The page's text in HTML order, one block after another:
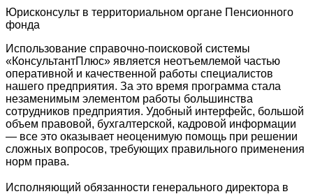
Юрисконсульт в территориальном органе Пенсионного
фонда
Использование справочно-поисковой системы
«КонсультантПлюс» является неотъемлемой частью
оперативной и качественной работы специалистов
нашего предприятия. За это время программа стала
незаменимым элементом работы большинства
сотрудников предприятия. Удобный интерфейс, большой
объем правовой, бухгалтерской, кадровой информации
— все это оказывает неоценимую помощь при решении
сложных вопросов, требующих правильного применения
норм права.
Исполняющий обязанности генерального директора в